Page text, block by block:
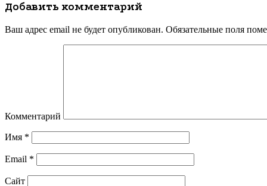
Добавить комментарий
Ваш адрес email не будет опубликован. Обязательные поля
Комментарий
Имя *
Email *
Сайт